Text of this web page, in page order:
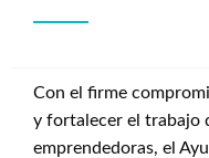
Con el firme
y fortalecer el trabajo
emprendedoras, el